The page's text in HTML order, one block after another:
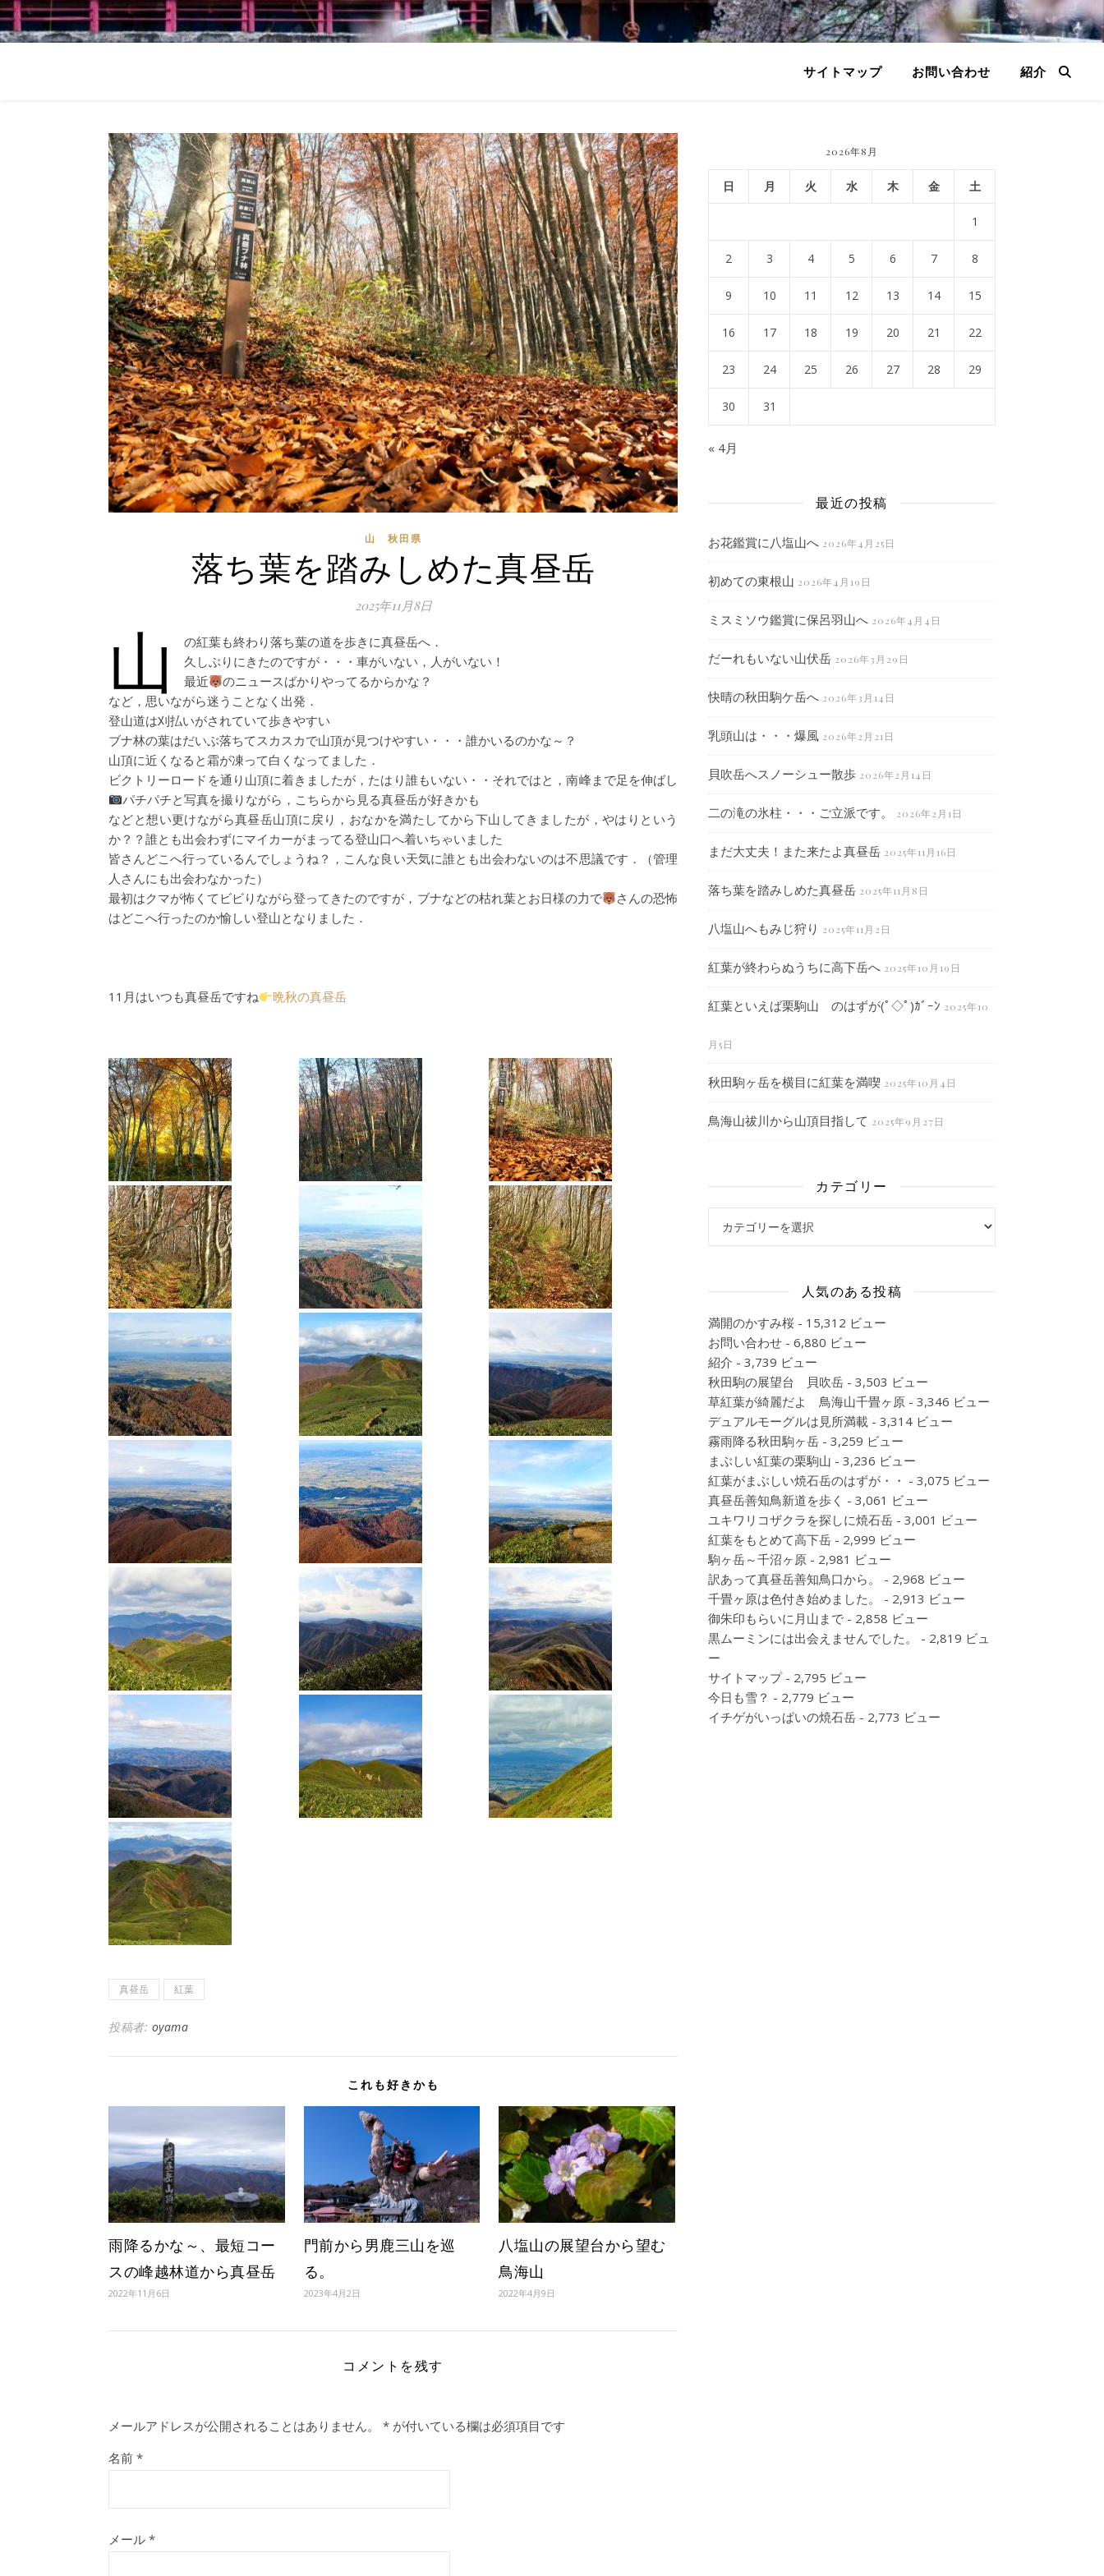
サイトマップ お問い合わせ 紹介
山 秋田県
落ち葉を踏みしめた真昼岳
2025年11月8日
山
の紅葉も終わり落ち葉の道を歩きに真昼岳へ．
久しぶりにきたのですが・・・車がいない，人がいない！
最近
のニュースばかりやってるからかな？
など，思いながら迷うことなく出発．
登山道は刈払いがされていて歩きやすい
ブナ林の葉はだいぶ落ちてスカスカで山頂が見つけやすい・・・誰かいるのかな～？
山頂に近くなると霜が凍って白くなってました．
ビクトリーロードを通り山頂に着きましたが，たはり誰もいない・・それではと，南峰まで足を伸ばし
パチパチと写真を撮りながら，こちらから見る真昼岳が好きかも
などと想い更けながら真昼岳山頂に戻り，おなかを満たしてから下山してきましたが，やはりという
か？？誰とも出会わずにマイカーがまってる登山口へ着いちゃいました
皆さんどこへ行っているんでしょうね？，こんな良い天気に誰とも出会わないのは不思議です．（管理
人さんにも出会わなかった）
最初はクマが怖くてビビりながら登ってきたのですが，ブナなどの枯れ葉とお日様の力で
さんの恐怖
はどこへ行ったのか愉しい登山となりました．
11月はいつも真昼岳ですね 晩秋の真昼岳
真昼岳 紅葉
投稿者: oyama
これも好きかも
雨降るかな～、最短コー
スの峰越林道から真昼岳
2022年11月6日
門前から男鹿三山を巡
る。
2023年4月2日
八塩山の展望台から望む
鳥海山
2022年4月9日
コメントを残す
メールアドレスが公開されることはありません。 * が付いている欄は必須項目です
名前 *
メール *
2026年8月
日 月 火 水 木 金 土
1
2 3 4 5 6 7 8
9 10 11 12 13 14 15
16 17 18 19 20 21 22
23 24 25 26 27 28 29
30 31
« 4月
最近の投稿
お花鑑賞に八塩山へ 2026年4月25日
初めての東根山 2026年4月19日
ミスミソウ鑑賞に保呂羽山へ 2026年4月4日
だーれもいない山伏岳 2026年3月29日
快晴の秋田駒ケ岳へ 2026年3月14日
乳頭山は・・・爆風 2026年2月21日
貝吹岳へスノーシュー散歩 2026年2月14日
二の滝の氷柱・・・ご立派です。 2026年2月1日
まだ大丈夫！また来たよ真昼岳 2025年11月16日
落ち葉を踏みしめた真昼岳 2025年11月8日
八塩山へもみじ狩り 2025年11月2日
紅葉が終わらぬうちに高下岳へ 2025年10月19日
紅葉といえば栗駒山 のはずが(ﾟ◇ﾟ)ｶﾞｰﾝ 2025年10
月5日
秋田駒ヶ岳を横目に紅葉を満喫 2025年10月4日
鳥海山祓川から山頂目指して 2025年9月27日
カテゴリー
人気のある投稿
満開のかすみ桜 - 15,312 ビュー
お問い合わせ - 6,880 ビュー
紹介 - 3,739 ビュー
秋田駒の展望台 貝吹岳 - 3,503 ビュー
草紅葉が綺麗だよ 鳥海山千畳ヶ原 - 3,346 ビュー
デュアルモーグルは見所満載 - 3,314 ビュー
霧雨降る秋田駒ヶ岳 - 3,259 ビュー
まぶしい紅葉の栗駒山 - 3,236 ビュー
紅葉がまぶしい焼石岳のはずが・・ - 3,075 ビュー
真昼岳善知鳥新道を歩く - 3,061 ビュー
ユキワリコザクラを探しに焼石岳 - 3,001 ビュー
紅葉をもとめて高下岳 - 2,999 ビュー
駒ヶ岳～千沼ヶ原 - 2,981 ビュー
訳あって真昼岳善知鳥口から。
- 2,968 ビュー
千畳ヶ原は色付き始めました。
- 2,913 ビュー
御朱印もらいに月山まで - 2,858 ビュー
黒ムーミンには出会えませんでした。
- 2,819 ビュ
ー
サイトマップ- 2,795 ビュー
今日も雪？ - 2,779 ビュー
イチゲがいっぱいの焼石岳 - 2,773 ビュー